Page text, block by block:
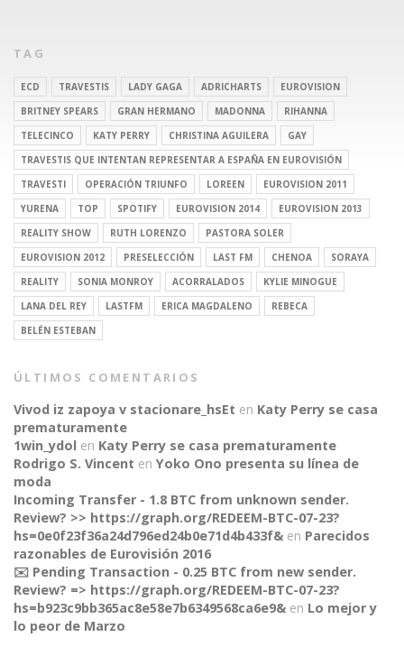
CONNECT
TAG
ECD TRAVESTIS LADY GAGA ADRICHARTS
EUROVISION
BRITNEY SPEARS
GRAN HERMANO MADONNA
RIHANNA
TELECINCO
KATY PERRY CHRISTINA AGUILERA
GAY
TRAVESTIS QUE INTENTAN REPRESENTAR A ESPAÑA EN EUROVISIÓN
TRAVESTI
OPERACIÓN TRIUNFO LOREEN
EUROVISION 2011
YURENA
TOP SPOTIFY EUROVISION 2014
EUROVISION 2013
REALITY SHOW
RUTH LORENZO
PASTORA SOLER
EUROVISION 2012
PRESELECCIÓN LAST FM CHENOA
SORAYA
REALITY
SONIA MONROY ACORRALADOS
KYLIE MINOGUE
LANA DEL REY
LASTFM ERICA MAGDALENO
REBECA
BELÉN ESTEBAN
ÚLTIMOS COMENTARIOS
Vivod iz zapoya v stacionare_hsEt en Katy Perry se casa
prematuramente
1win_ydol en Katy Perry se casa prematuramente
Rodrigo S. Vincent en Yoko Ono presenta su línea de
moda
Incoming Transfer - 1.8 BTC from unknown sender.
Review? >> https://graph.org/REDEEM-BTC-07-23?
hs=0e0f23f36a24d796ed24b0e71d4b433f& en Parecidos
razonables de Eurovisión 2016
✉️ Pending Transaction - 0.25 BTC from new sender.
Review? => https://graph.org/REDEEM-BTC-07-23?
hs=b923c9bb365ac8e58e7b6349568ca6e9& en Lo mejor y
lo peor de Marzo